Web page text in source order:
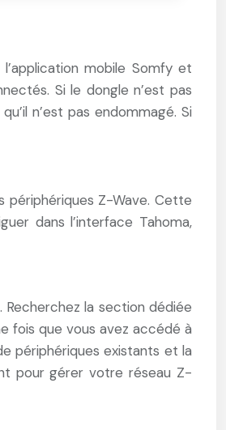
mobile Somfy et
Si le dongle n’est pas
n’est pas endommagé. Si
périphériques Z-Wave. Cette
dans l’interface Tahoma,
la section dédiée
fois que vous avez accédé à
périphériques existants et la
pour gérer votre réseau Z-